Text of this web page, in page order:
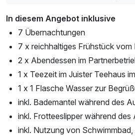
In diesem Angebot inklusive
7 Übernachtungen
7 x reichhaltiges Frühstück vom
2 x Abendessen im
1 x Teezeit im Juister Teehaus
1 x 1 Flasche Wasser zur
inkl. Bademantel während des
inkl. Frotteeslipper während des
inkl. Nutzung von